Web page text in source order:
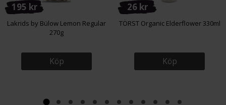
195 kr
Lakrids by Bülow Lemon Regular
270g
Köp
26 kr
TÖRST Organic Elderflower 330ml
Köp